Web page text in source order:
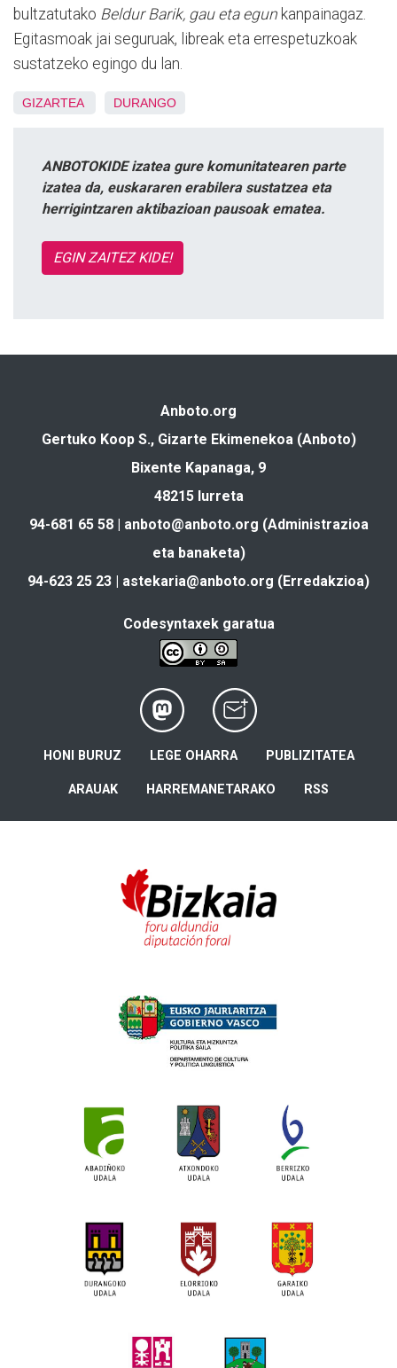
bultzatutako Beldur Barik, gau eta egun kanpainagaz.
Egitasmoak jai seguruak, libreak eta errespetuzkoak
sustatzeko egingo du lan.
GIZARTEA DURANGO
ANBOTOKIDE izatea gure komunitatearen parte
izatea da, euskararen erabilera sustatzea eta
herrigintzaren aktibazioan pausoak ematea.
EGIN ZAITEZ KIDE!
Anboto.org
Gertuko Koop S., Gizarte Ekimenekoa (Anboto)
Bixente Kapanaga, 9
48215 Iurreta
94-681 65 58 | anboto@anboto.org (Administrazioa
eta banaketa)
94-623 25 23 | astekaria@anboto.org (Erredakzioa)
Codesyntaxek garatua
HONI BURUZ LEGE OHARRA PUBLIZITATEA
ARAUAK HARREMANETARAKO RSS